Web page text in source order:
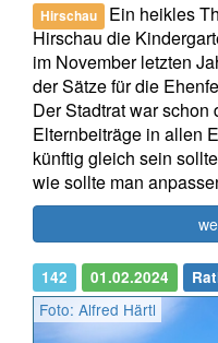
Hirschau
Ein heikles
Hirschau die
im November letzten
der Sätze für die
Der Stadtrat war
Elternbeiträge in allen
künftig gleich sein
wie sollte man
142 01.02.2024
Foto: Alfred Härtl